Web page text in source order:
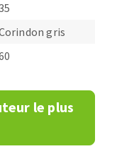
gris
le plus